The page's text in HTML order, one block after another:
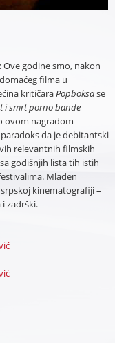
Ove godine smo, nakon
filma u
kritičaraPopboksase
i smrt porno bande
ovom nagradom
da je debitantski
relevantnih filmskih
godišnjih lista tih istih
Mladen
kinematografiji –
zadrški.